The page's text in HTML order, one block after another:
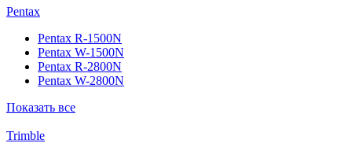
Pentax
Pentax R-1500N
Pentax W-1500N
Pentax R-2800N
Pentax W-2800N
Показать все
Trimble